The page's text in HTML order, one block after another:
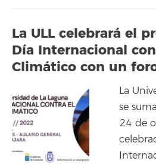
La ULL celebrará el
Día Internacional
Climático con un
La
se
24 de